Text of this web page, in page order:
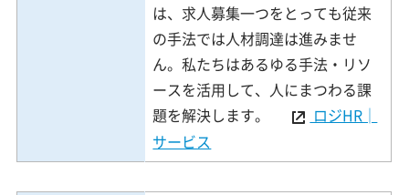
は、求人募集一つをとっても従来
の手法では人材調達は進みませ
ん。私たちはあるゆる手法・リソ
ースを活用して、人にまつわる課
題を解決します。
ロジHR│
サービス